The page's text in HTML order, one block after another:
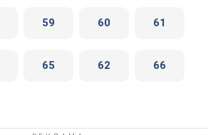
59 60 61
65 62 66